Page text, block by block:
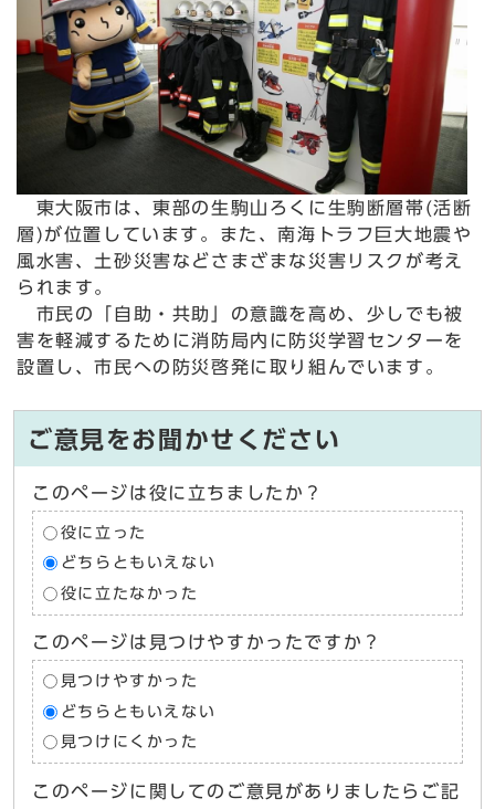
東大阪市は、東部の生駒山ろくに生駒断層帯(活断
層)が位置しています。また、南海トラフ巨大地震や
風水害、土砂災害などさまざまな災害リスクが考え
られます。
市民の「自助・共助」の意識を高め、少しでも被
害を軽減するために消防局内に防災学習センターを
設置し、市民への防災啓発に取り組んでいます。
ご意見をお聞かせください
このページは役に立ちましたか？
役に立った
どちらともいえない
役に立たなかった
このページは見つけやすかったですか？
見つけやすかった
どちらともいえない
見つけにくかった
このページに関してのご意見がありましたらご記